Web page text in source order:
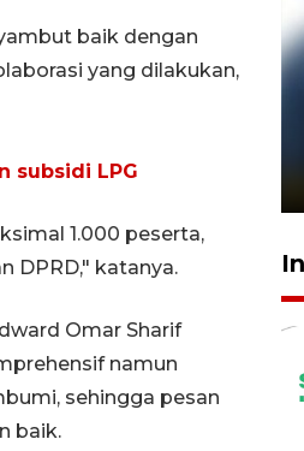
baik dengan
yang dilakukan,
subsidi LPG
1.000 peserta,
DPRD," katanya.
Omar Sharif
namun
sehingga pesan
baik.